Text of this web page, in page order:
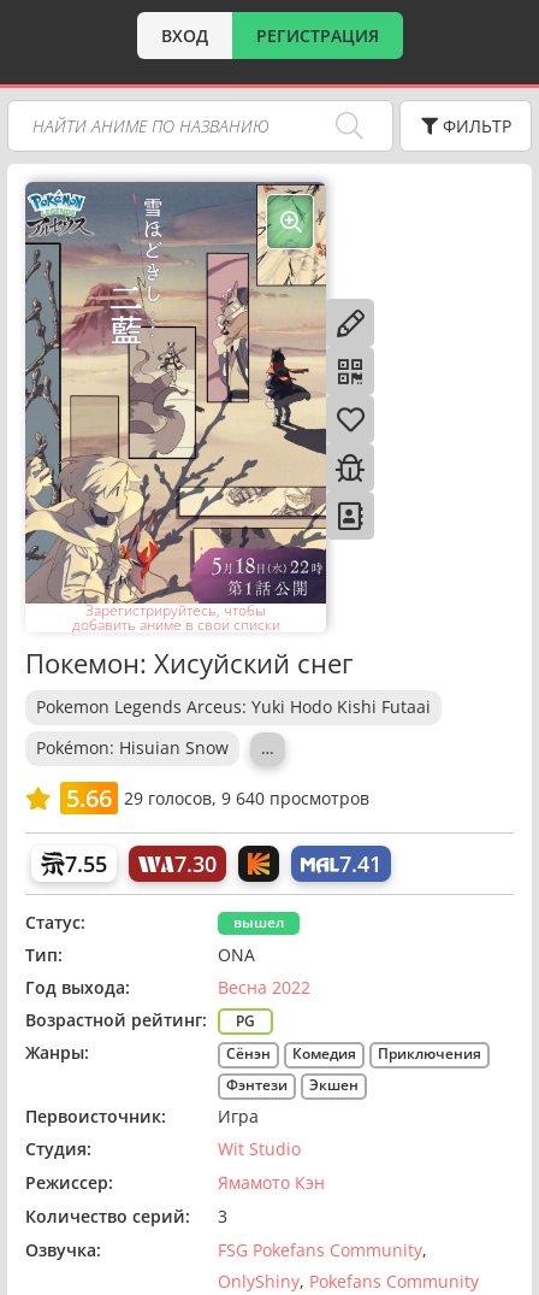
ВХОД РЕГИСТРАЦИЯ
ФИЛЬТР
Зарегистрируйтесь, чтобы
добавить аниме в свои списки
Покемон: Хисуйский снег
Pokemon Legends Arceus: Yuki Hodo Kishi Futaai
Pokémon: Hisuian Snow
…
5.66 29голосов, 9 640 просмотров
7.55 7.30 7.41
Статус: вышел
Тип:
ONA
Год выхода:
Весна 2022
Возрастной рейтинг:
PG
Жанры: Сёнэн Комедия
Приключения
Фэнтези
Экшен
Первоисточник:
Игра
Студия:
Wit Studio
Режиссер:
Ямамото Кэн
Количество серий:
3
Озвучка:
FSG Pokefans Community
OnlyShiny Pokefans Community